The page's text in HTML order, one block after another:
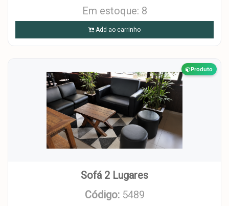
Em estoque: 8
Add ao carrinho
Produto
Sofá 2 Lugares
Código: 5489